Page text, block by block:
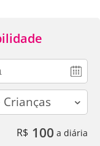
R$ 100 a diária